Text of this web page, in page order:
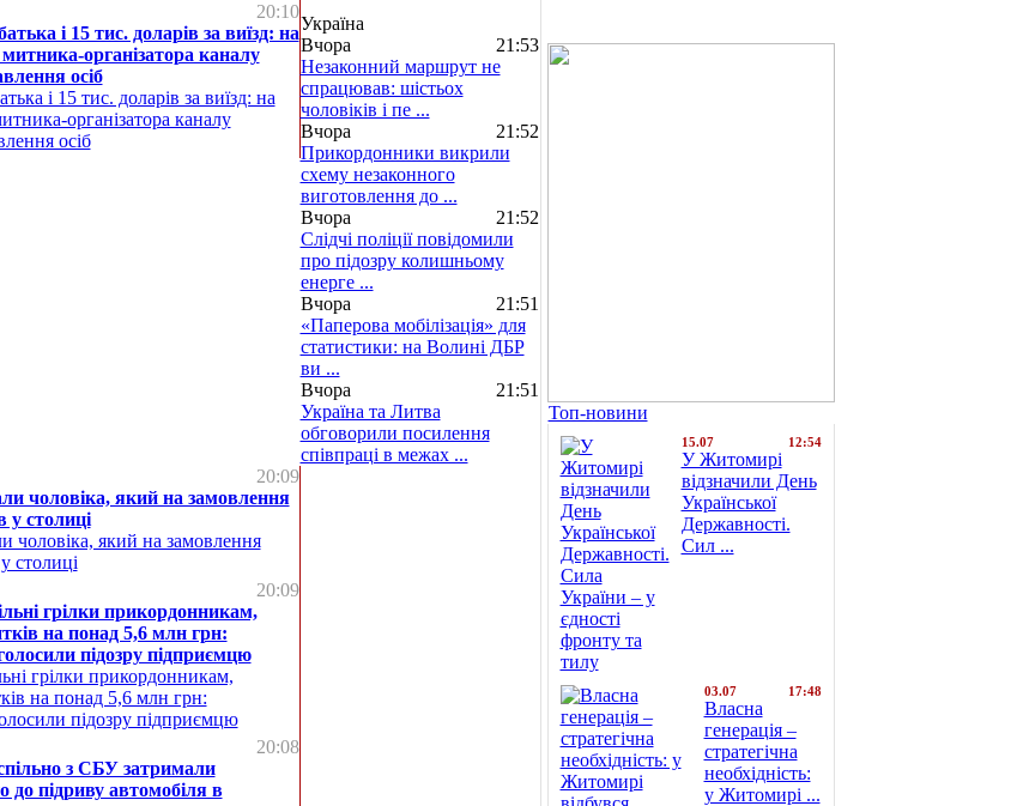
20:10
і 15 тис. доларів за виїзд: на
організатора каналу
осіб
і 15 тис. доларів за виїзд: на
організатора каналу
осіб
Україна
Вчора
21:53
Незаконний маршрут не
спрацював: шістьох
чоловіків і пе ...
Вчора
21:52
Прикордонники викрили
схему незаконного
виготовлення до ...
Вчора
21:52
Слідчі поліції повідомили
про підозру колишньому
енерге ...
Вчора
21:51
«Паперова мобілізація» для
статистики: на Волині ДБР
ви ...
Вчора
21:51
Україна та Литва
обговорили посилення
співпраці в межах ...
20:09
чоловіка, який на замовлення
у столиці
чоловіка, який на замовлення
столиці
20:09
грілки прикордонникам,
на понад 5,6 млн грн:
підозру підприємцю
грілки прикордонникам,
на понад 5,6 млн грн:
підозру підприємцю
20:08
з СБУ затримали
до підриву автомобіля в
Топ-новини
15.07 12:54
У Житомирі
відзначили День
Української
Державності.
Сил ...
03.07 17:48
Власна
генерація –
стратегічна
необхідність:
у Житомирі ...